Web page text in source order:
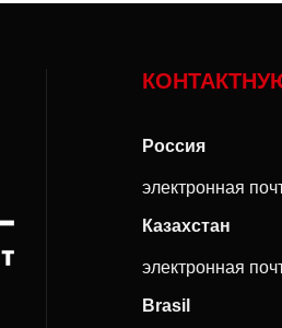
Россия
электронная
Казахстан
электронная
Brasil